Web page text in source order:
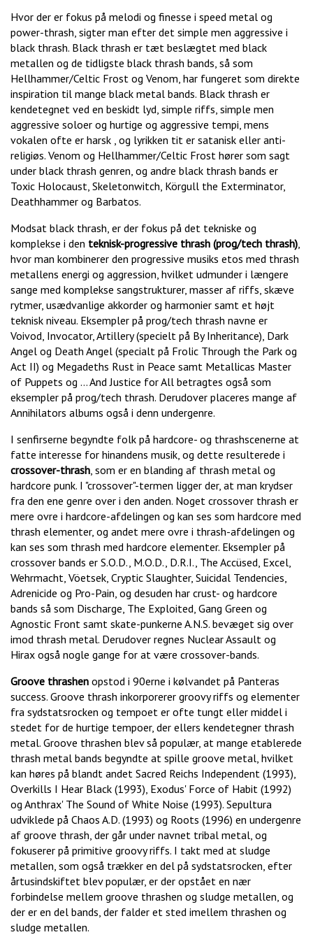
Hvor der er fokus på melodi og finesse i speed metal og
power-thrash, sigter man efter det simple men aggressive i
black thrash. Black thrash er tæt beslægtet med black
metallen og de tidligste black thrash bands, så som
Hellhammer/Celtic Frost og Venom, har fungeret som direkte
inspiration til mange black metal bands. Black thrash er
kendetegnet ved en beskidt lyd, simple riffs, simple men
aggressive soloer og hurtige og aggressive tempi, mens
vokalen ofte er harsk , og lyrikken tit er satanisk eller anti-
religiøs. Venom og Hellhammer/Celtic Frost hører som sagt
under black thrash genren, og andre black thrash bands er
Toxic Holocaust, Skeletonwitch, Körgull the Exterminator,
Deathhammer og Barbatos.
Modsat black thrash, er der fokus på det tekniske og
komplekse i den teknisk-progressive thrash (prog/tech thrash)
hvor man kombinerer den progressive musiks etos med thrash
metallens energi og aggression, hvilket udmunder i længere
sange med komplekse sangstrukturer, masser af riffs, skæve
rytmer, usædvanlige akkorder og harmonier samt et højt
teknisk niveau. Eksempler på prog/tech thrash navne er
Voivod, Invocator, Artillery (specielt på By Inheritance), Dark
Angel og Death Angel (specialt på Frolic Through the Park og
Act II) og Megadeths Rust in Peace samt Metallicas Master
of Puppets og ... And Justice for All betragtes også som
eksempler på prog/tech thrash. Derudover placeres mange af
Annihilators albums også i denn undergenre.
I senfirserne begyndte folk på hardcore- og thrashscenerne at
fatte interesse for hinandens musik, og dette resulterede i
crossover-thrash , som er en blanding af thrash metal og
hardcore punk. I "crossover"-termen ligger der, at man krydser
fra den ene genre over i den anden. Noget crossover thrash er
mere ovre i hardcore-afdelingen og kan ses som hardcore med
thrash elementer, og andet mere ovre i thrash-afdelingen og
kan ses som thrash med hardcore elementer. Eksempler på
crossover bands er S.O.D., M.O.D., D.R.I., The Accüsed, Excel,
Wehrmacht, Vöetsek, Cryptic Slaughter, Suicidal Tendencies,
Adrenicide og Pro-Pain, og desuden har crust- og hardcore
bands så som Discharge, The Exploited, Gang Green og
Agnostic Front samt skate-punkerne A.N.S. bevæget sig over
imod thrash metal. Derudover regnes Nuclear Assault og
Hirax også nogle gange for at være crossover-bands.
Groove thrashen opstod i 90erne i kølvandet på Panteras
success. Groove thrash inkorporerer groovy riffs og elementer
fra sydstatsrocken og tempoet er ofte tungt eller middel i
stedet for de hurtige tempoer, der ellers kendetegner thrash
metal. Groove thrashen blev så populær, at mange etablerede
thrash metal bands begyndte at spille groove metal, hvilket
kan høres på blandt andet Sacred Reichs Independent (1993),
Overkills I Hear Black (1993), Exodus' Force of Habit (1992)
og Anthrax' The Sound of White Noise (1993). Sepultura
udviklede på Chaos A.D. (1993) og Roots (1996) en undergenre
af groove thrash, der går under navnet tribal metal, og
fokuserer på primitive groovy riffs. I takt med at sludge
metallen, som også trækker en del på sydstatsrocken, efter
årtusindskiftet blev populær, er der opstået en nær
forbindelse mellem groove thrashen og sludge metallen, og
der er en del bands, der falder et sted imellem thrashen og
sludge metallen.